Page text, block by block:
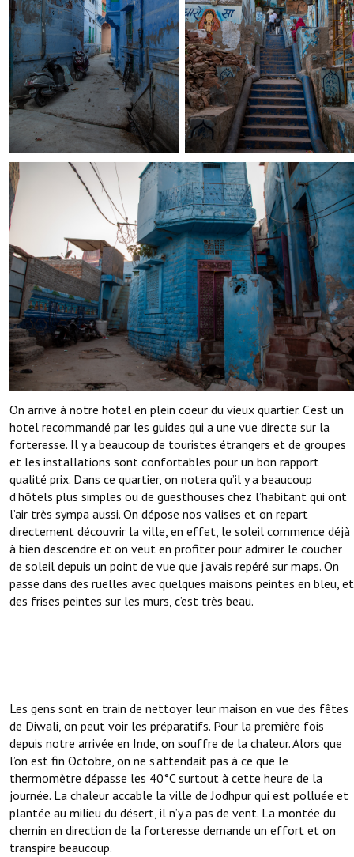
On arrive à notre hotel en plein coeur du vieux quartier. C’est un
hotel recommandé par les guides qui a une vue directe sur la
forteresse. Il y a beaucoup de touristes étrangers et de groupes
et les installations sont confortables pour un bon rapport
qualité prix. Dans ce quartier, on notera qu’il y a beaucoup
d’hôtels plus simples ou de guesthouses chez l’habitant qui ont
l’air très sympa aussi. On dépose nos valises et on repart
directement découvrir la ville, en effet, le soleil commence déjà
à bien descendre et on veut en profiter pour admirer le coucher
de soleil depuis un point de vue que j’avais repéré sur maps. On
passe dans des ruelles avec quelques maisons peintes en bleu, et
des frises peintes sur les murs, c’est très beau.
Les gens sont en train de nettoyer leur maison en vue des fêtes
de Diwali, on peut voir les préparatifs. Pour la première fois
depuis notre arrivée en Inde, on souffre de la chaleur. Alors que
l’on est fin Octobre, on ne s’attendait pas à ce que le
thermomètre dépasse les 40°C surtout à cette heure de la
journée. La chaleur accable la ville de Jodhpur qui est polluée et
plantée au milieu du désert, il n’y a pas de vent. La montée du
chemin en direction de la forteresse demande un effort et on
transpire beaucoup.